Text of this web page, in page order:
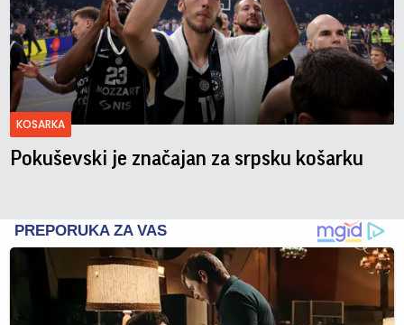
KOSARKA
Pokuševski je značajan za srpsku košarku